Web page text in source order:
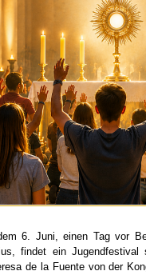
6. Juni, einen Tag vor
findet ein
de la Fuente von der